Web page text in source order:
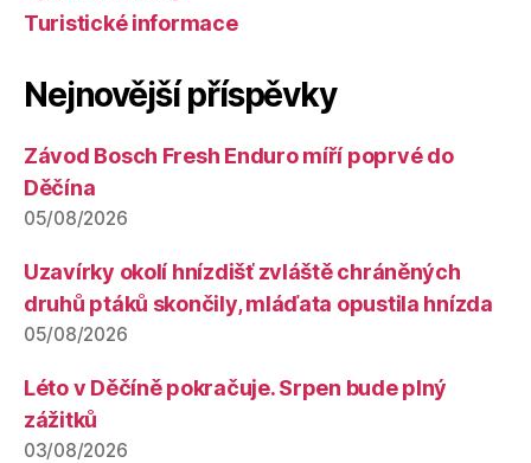
Turistické informace
Nejnovější příspěvky
Závod Bosch Fresh Enduro míří poprvé do
Děčína
05/08/2026
Uzavírky okolí hnízdišť zvláště chráněných
druhů ptáků skončily, mláďata opustila hnízda
05/08/2026
Léto v Děčíně pokračuje. Srpen bude plný
zážitků
03/08/2026